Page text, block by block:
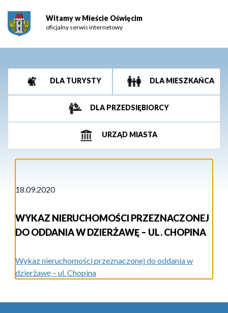
Witamy w Mieście Oświęcim
oficjalny serwis internetowy
DLA TURYSTY DLA MIESZKAŃCA
DLA PRZEDSIĘBIORCY
URZĄD MIASTA
18.09.2020
WYKAZ NIERUCHOMOŚCI PRZEZNACZONEJ
DO ODDANIA W DZIERŻAWĘ – UL. CHOPINA
Wykaz nieruchomości przeznaczonej do oddania w
dzierżawę – ul. Chopina